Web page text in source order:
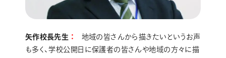
矢作校長先生
地域の皆さんから描きたいというお声
も多く、学校公開日に保護者の皆さんや地域の方々に描